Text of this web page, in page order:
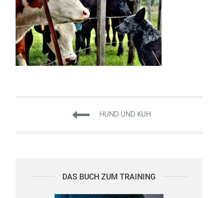
Beitragsnavigation
HUND UND KUH
DAS BUCH ZUM TRAINING